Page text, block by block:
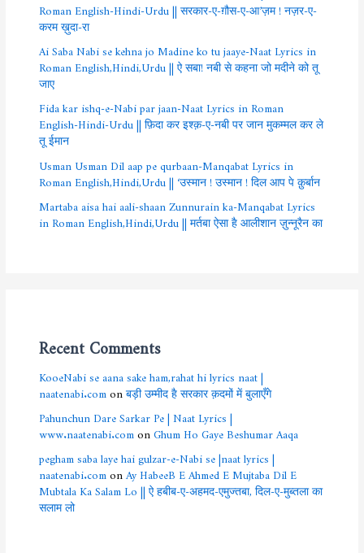
Roman English-Hindi-Urdu || सरकार-ए-ग़ौस-ए-आ’ज़म ! नज़र-ए-
करम ख़ुदा-रा
Ai Saba Nabi se kehna jo Madine ko tu jaaye-Naat Lyrics in
Roman English,Hindi,Urdu || ऐ सबा! नबी से कहना जो मदीने को तू
जाए
Fida kar ishq-e-Nabi par jaan-Naat Lyrics in Roman
English-Hindi-Urdu || फ़िदा कर इश्क़-ए-नबी पर जान मुकम्मल कर ले
तू ईमान
Usman Usman Dil aap pe qurbaan-Manqabat Lyrics in
Roman English,Hindi,Urdu || ‘उस्मान ! उस्मान ! दिल आप पे क़ुर्बान
Martaba aisa hai aali-shaan Zunnurain ka-Manqabat Lyrics
in Roman English,Hindi,Urdu || मर्तबा ऐसा है आलीशान ज़ुन्नूरैन का
Recent Comments
KooeNabi se aana sake ham,rahat hi lyrics naat |
naatenabi.comonबड़ी उम्मीद है सरकार क़दमों में बुलाएँगे
Pahunchun Dare Sarkar Pe | Naat Lyrics |
www.naatenabi.comonGhum Ho Gaye Beshumar Aaqa
pegham saba laye hai gulzar-e-Nabi se |naat lyrics |
naatenabi.comonAy HabeeB E Ahmed E Mujtaba Dil E
Mubtala Ka Salam Lo || ऐ हबीब-ए-अहमद-एमुज्तबा, दिल-ए-मुब्तला का
सलाम लो